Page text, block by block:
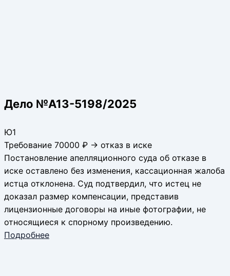
Дело №А13-5198/2025
Ю1
Требование 70000 ₽ → отказ в иске
Постановление апелляционного суда об отказе в
иске оставлено без изменения, кассационная жалоба
истца отклонена. Суд подтвердил, что истец не
доказал размер компенсации, представив
лицензионные договоры на иные фотографии, не
относящиеся к спорному произведению.
Подробнее